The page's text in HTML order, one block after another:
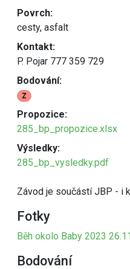
Povrch:
cesty, asfalt
Kontakt:
P. Pojar 777 359 729
Bodování:
Z
Propozice:
285_bp_propozice.xlsx
Výsledky:
285_bp_vysledky.pdf
Závod je součástí JBP - i
Fotky
Běh okolo Baby 2023
Bodování